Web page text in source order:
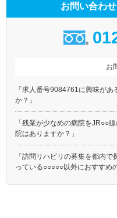
お問い合わ
お
「求人番号9084761に興味が
か？」
「残業が少なめの病院をJR○○
院はありますか？」
「訪問リハビリの募集を都内
っている○○○○○以外におすすめ